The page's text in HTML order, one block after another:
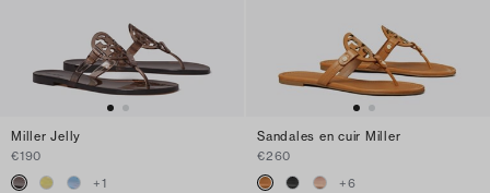
Miller Jelly
€190
+1
Sandales en cuir Miller
€260
+6